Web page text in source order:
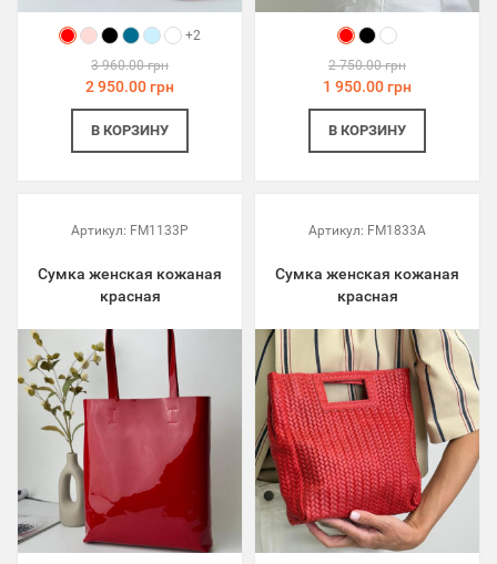
+2
3 960.00 грн
2 950.00 грн
В КОРЗИНУ
2 750.00 грн
1 950.00 грн
В КОРЗИНУ
Артикул: FM1133P
Сумка женская кожаная
красная
Артикул: FM1833A
Сумка женская кожаная
красная